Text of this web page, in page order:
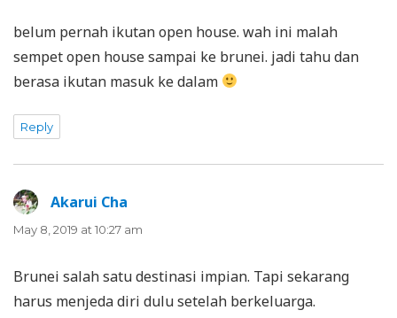
belum pernah ikutan open house. wah ini malah
sempet open house sampai ke brunei. jadi tahu dan
berasa ikutan masuk ke dalam
Reply
Akarui Cha
May 8, 2019 at 10:27 am
Brunei salah satu destinasi impian. Tapi sekarang
harus menjeda diri dulu setelah berkeluarga.